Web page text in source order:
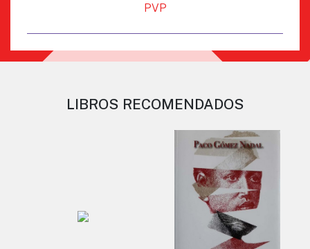
PVP
LIBROS RECOMENDADOS